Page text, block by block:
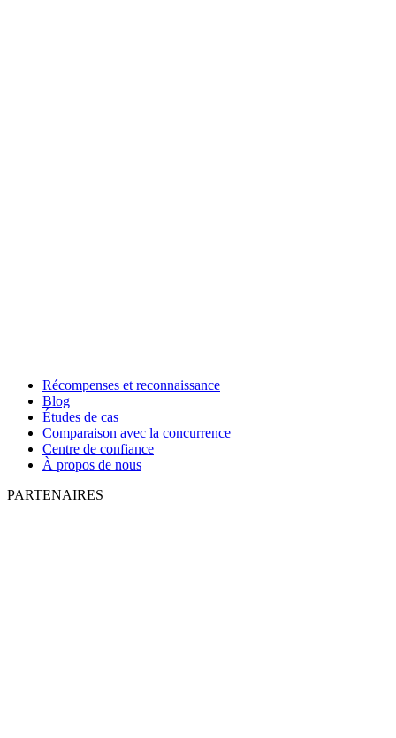
Récompenses et reconnaissance
Blog
Études de cas
Comparaison avec la concurrence
Centre de confiance
À propos de nous
PARTENAIRES